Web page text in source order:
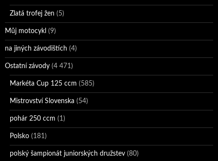
Zlatá trofej žen (5)
Můj motocykl (9)
na jiných závodištích (4)
Ostatní závody (4 471)
Markéta Cup 125 ccm (585)
Mistrovství Slovenska (54)
pohár 250 ccm (1)
Polsko (181)
polský šampionát juniorských družstev (80)